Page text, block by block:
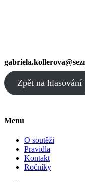
Zpět na hlasování
Menu
O soutěži
Pravidla
Kontakt
Ročníky